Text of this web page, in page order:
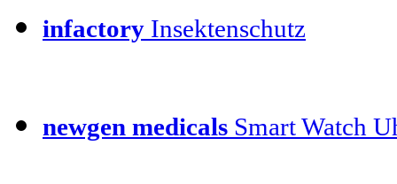
infactory Insektenschutz
newgen medicals Smart Watch